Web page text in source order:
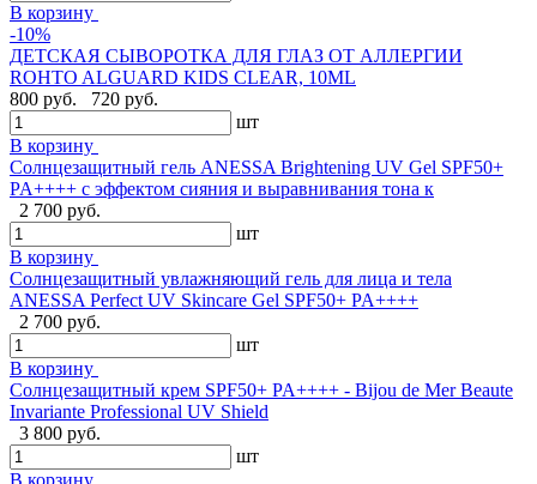
В корзину
-10%
ДЕТСКАЯ СЫВОРОТКА ДЛЯ ГЛАЗ ОТ АЛЛЕРГИИ
ROHTO ALGUARD KIDS CLEAR, 10ML
800 руб.
720 руб.
шт
В корзину
Солнцезащитный гель ANESSA Brightening UV Gel SPF50+
PA++++ с эффектом сияния и выравнивания тона к
2 700 руб.
шт
В корзину
Солнцезащитный увлажняющий гель для лица и тела
ANESSA Perfect UV Skincare Gel SPF50+ PA++++
2 700 руб.
шт
В корзину
Cолнцезащитный крем SPF50+ PA++++ - Bijou de Mer Beaute
Invariante Professional UV Shield
3 800 руб.
шт
В корзину